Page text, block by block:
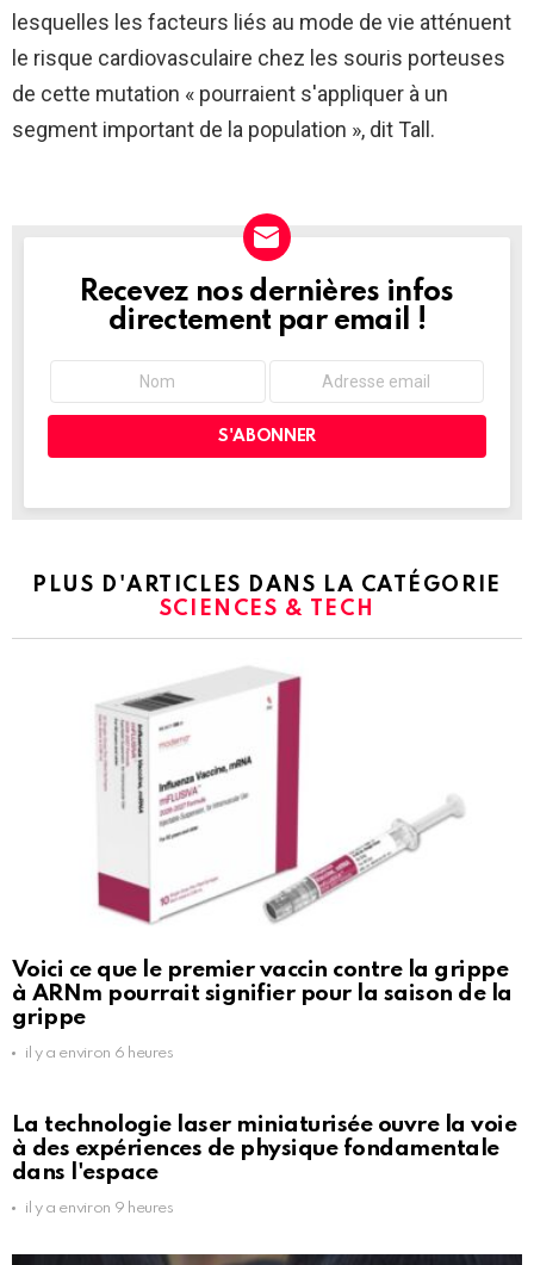
lesquelles les facteurs liés au mode de vie atténuent
le risque cardiovasculaire chez les souris porteuses
de cette mutation « pourraient s'appliquer à un
segment important de la population », dit Tall.
NEWSLETTER
Recevez nos dernières infos
directement par email !
PLUS D'ARTICLES DANS LA CATÉGORIE
SCIENCES & TECH
Voici ce que le premier vaccin contre la grippe
à ARNm pourrait signifier pour la saison de la
grippe
il y a environ 6 heures
La technologie laser miniaturisée ouvre la voie
à des expériences de physique fondamentale
dans l'espace
il y a environ 9 heures